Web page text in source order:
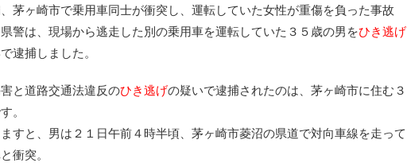
茅ヶ崎市で乗用車同士が衝突し、運転していた女性が重傷を負った事故
警は、現場から逃走した別の乗用車を運転していた３５歳の男をひき逃げ
逮捕しました。
と道路交通法違反のひき逃げの疑いで逮捕されたのは、茅ヶ崎市に住む３
。
すと、男は２１日午前４時半頃、茅ヶ崎市菱沼の県道で対向車線を走って
衝突。